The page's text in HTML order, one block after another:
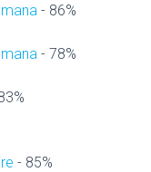
- 86%
- 78%
- 85%